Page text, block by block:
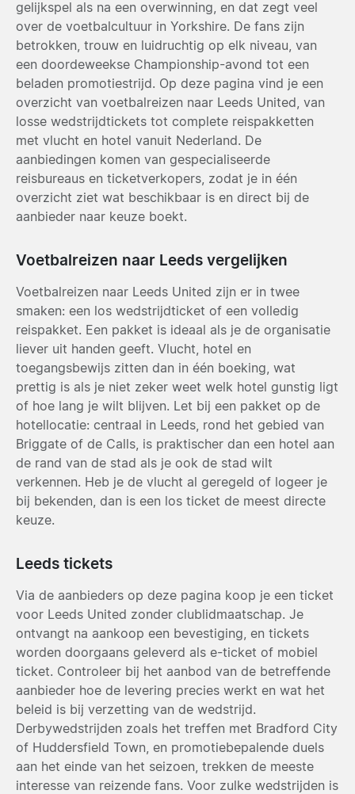
gelijkspel als na een overwinning, en dat zegt veel
over de voetbalcultuur in Yorkshire. De fans zijn
betrokken, trouw en luidruchtig op elk niveau, van
een doordeweekse Championship-avond tot een
beladen promotiestrijd. Op deze pagina vind je een
overzicht van voetbalreizen naar Leeds United, van
losse wedstrijdtickets tot complete reispakketten
met vlucht en hotel vanuit Nederland. De
aanbiedingen komen van gespecialiseerde
reisbureaus en ticketverkopers, zodat je in één
overzicht ziet wat beschikbaar is en direct bij de
aanbieder naar keuze boekt.
Voetbalreizen naar Leeds vergelijken
Voetbalreizen naar Leeds United zijn er in twee
smaken: een los wedstrijdticket of een volledig
reispakket. Een pakket is ideaal als je de organisatie
liever uit handen geeft. Vlucht, hotel en
toegangsbewijs zitten dan in één boeking, wat
prettig is als je niet zeker weet welk hotel gunstig ligt
of hoe lang je wilt blijven. Let bij een pakket op de
hotellocatie: centraal in Leeds, rond het gebied van
Briggate of de Calls, is praktischer dan een hotel aan
de rand van de stad als je ook de stad wilt
verkennen. Heb je de vlucht al geregeld of logeer je
bij bekenden, dan is een los ticket de meest directe
keuze.
Leeds tickets
Via de aanbieders op deze pagina koop je een ticket
voor Leeds United zonder clublidmaatschap. Je
ontvangt na aankoop een bevestiging, en tickets
worden doorgaans geleverd als e-ticket of mobiel
ticket. Controleer bij het aanbod van de betreffende
aanbieder hoe de levering precies werkt en wat het
beleid is bij verzetting van de wedstrijd.
Derbywedstrijden zoals het treffen met Bradford City
of Huddersfield Town, en promotiebepalende duels
aan het einde van het seizoen, trekken de meeste
interesse van reizende fans. Voor zulke wedstrijden is